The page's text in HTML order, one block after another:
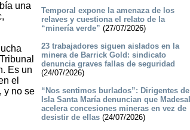
una
Es un
el
y no se
Temporal expone la amenaza de los
relaves y cuestiona el relato de la
“minería verde” (27/07/2026)
23 trabajadores siguen aislados en la
minera de Barrick Gold: sindicato
denuncia graves fallas de seguridad
(24/07/2026)
“Nos sentimos burlados”: Dirigentes de
Isla Santa María denuncian que Madesal
acelera concesiones mineras en vez de
desistir de ellas(24/07/2026)